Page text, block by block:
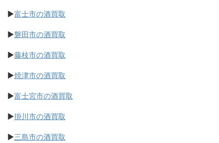
▶富士市の酒買取
▶磐田市の酒買取
▶藤枝市の酒買取
▶焼津市の酒買取
▶富士宮市の酒買取
▶掛川市の酒買取
▶三島市の酒買取